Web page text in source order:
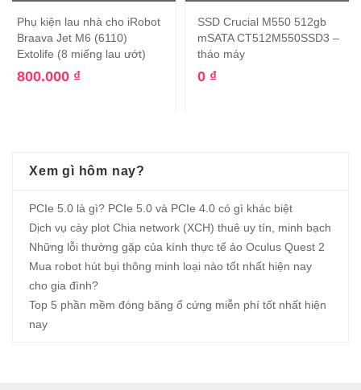
Phụ kiện lau nhà cho iRobot
Braava Jet M6 (6110)
Extolife (8 miếng lau ướt)
800.000 ₫
SSD Crucial M550 512gb
mSATA CT512M550SSD3 –
tháo máy
0 ₫
Xem gì hôm nay?
PCIe 5.0 là gì? PCIe 5.0 và PCIe 4.0 có gì khác biệt
Dịch vụ cày plot Chia network (XCH) thuê uy tín, minh bạch
Những lỗi thường gặp của kính thực tế ảo Oculus Quest 2
Mua robot hút bụi thông minh loại nào tốt nhất hiện nay
cho gia đình?
Top 5 phần mềm đóng băng ổ cứng miễn phí tốt nhất hiện
nay